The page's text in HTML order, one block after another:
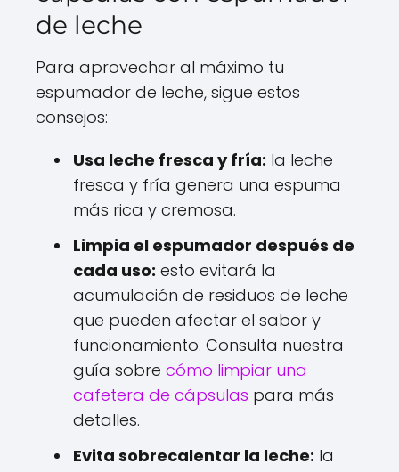
de leche
Para aprovechar al máximo tu
espumador de leche, sigue estos
consejos:
Usa leche fresca y fría: la leche
fresca y fría genera una espuma
más rica y cremosa.
Limpia el espumador después de
cada uso: esto evitará la
acumulación de residuos de leche
que pueden afectar el sabor y
funcionamiento. Consulta nuestra
guía sobre cómo limpiar una
cafetera de cápsulas para más
detalles.
Evita sobrecalentar la leche: la